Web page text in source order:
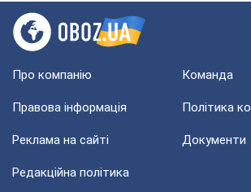
Про компанію Команда
Правова інформація Політика
Реклама на сайті Документи
Редакційна політика